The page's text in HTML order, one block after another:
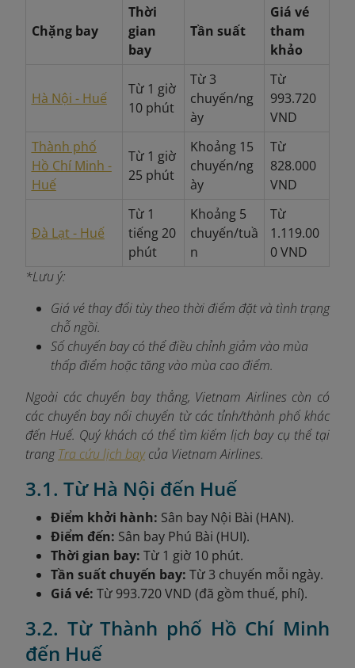
Chặng bay
Thời
gian
bay
Tần suất
Giá vé
tham
khảo
Hà Nội - Huế
Từ 1 giờ
10 phút
Từ 3
chuyến/ng
ày
Từ
993.720
VND
Thành phố
Hồ Chí Minh -
Huế
Từ 1 giờ
25 phút
Khoảng 15
chuyến/ng
ày
Từ
828.000
VND
Đà Lạt - Huế
Từ 1
tiếng 20
phút
Khoảng 5
chuyến/tuầ
n
Từ
1.119.00
0 VND
*Lưu ý:
Giá vé thay đổi tùy theo thời điểm đặt và tình trạng
chỗ ngồi.
Số chuyến bay có thể điều chỉnh giảm vào mùa
thấp điểm hoặc tăng vào mùa cao điểm.
Ngoài các chuyến bay thẳng, Vietnam Airlines còn có
các chuyến bay nối chuyến từ các tỉnh/thành phố khác
đến Huế. Quý khách có thể tìm kiếm lịch bay cụ thể tại
trangTra cứu lịch baycủa Vietnam Airlines.
3.1. Từ Hà Nội đến Huế
Điểm khởi hành: Sân bay Nội Bài (HAN).
Điểm đến: Sân bay Phú Bài (HUI).
Thời gian bay: Từ 1 giờ 10 phút.
Tần suất chuyến bay: Từ 3 chuyến mỗi ngày.
Giá vé: Từ 993.720 VND (đã gồm thuế, phí).
3.2. Từ Thành phố Hồ Chí Minh
đến Huế